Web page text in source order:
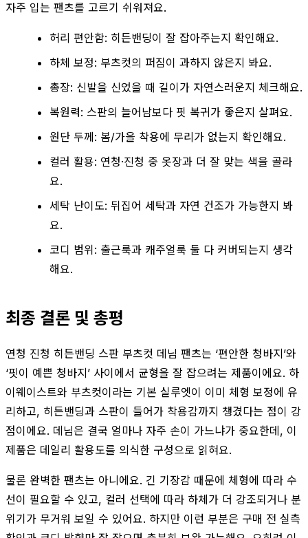
자주 입는 팬츠를 고르기 쉬워져요.
허리 편안함: 히든밴딩이 잘 잡아주는지 확인해요.
하체 보정: 부츠컷의 퍼짐이 과하지 않은지 봐요.
총장: 신발을 신었을 때 길이가 자연스러운지 체크해요.
복원력: 스판의 늘어남보다 핏 복귀가 좋은지 살펴요.
원단 두께: 봄/가을 착용에 무리가 없는지 확인해요.
컬러 활용: 연청·진청 중 옷장과 더 잘 맞는 색을 골라
요.
세탁 난이도: 뒤집어 세탁과 자연 건조가 가능한지 봐
요.
코디 범위: 출근룩과 캐주얼룩 둘 다 커버되는지 생각
해요.
최종 결론 및 총평
연청 진청 히든밴딩 스판 부츠컷 데님 팬츠는 ‘편안한 청바지’와
‘핏이 예쁜 청바지’ 사이에서 균형을 잘 잡으려는 제품이에요. 하
이웨이스트와 부츠컷이라는 기본 실루엣이 이미 체형 보정에 유
리하고, 히든밴딩과 스판이 들어가 착용감까지 챙겼다는 점이 강
점이에요. 데님은 결국 얼마나 자주 손이 가느냐가 중요한데, 이
제품은 데일리 활용도를 의식한 구성으로 읽혀요.
물론 완벽한 팬츠는 아니에요. 긴 기장감 때문에 체형에 따라 수
선이 필요할 수 있고, 컬러 선택에 따라 하체가 더 강조되거나 분
위기가 무거워 보일 수 있어요. 하지만 이런 부분은 구매 전 실측